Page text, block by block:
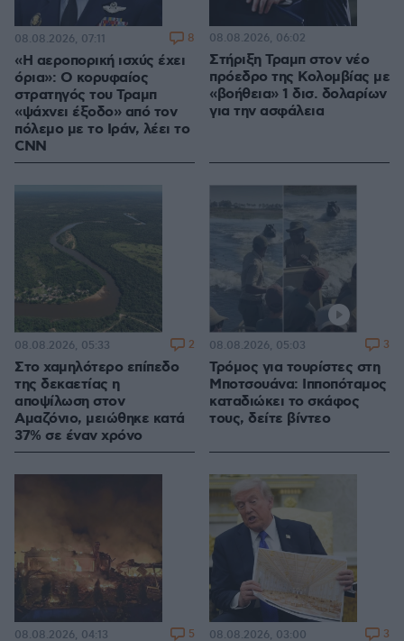
«Η αεροπορική ισχύς έχει
όρια»: Ο κορυφαίος
στρατηγός του Τραμπ
«ψάχνει έξοδο» από τον
πόλεμο με το Ιράν, λέει το
CNN
08.08.2026, 07:11 8
Στήριξη Τραμπ στον νέο
πρόεδρο της Κολομβίας με
«βοήθεια» 1 δισ. δολαρίων
για την ασφάλεια
08.08.2026, 06:02
Στο χαμηλότερο επίπεδο
της δεκαετίας η
αποψίλωση στον
Αμαζόνιο, μειώθηκε κατά
37% σε έναν χρόνο
08.08.2026, 05:33 2
Τρόμος για τουρίστες στη
Μποτσουάνα: Ιπποπόταμος
καταδιώκει το σκάφος
τους, δείτε βίντεο
08.08.2026, 05:03 3
08.08.2026, 04:13 5 08.08.2026, 03:00 3